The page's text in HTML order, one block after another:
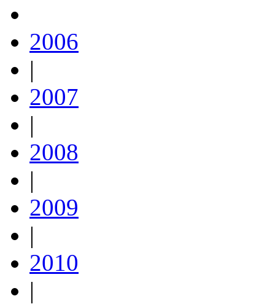
2006
|
2007
|
2008
|
2009
|
2010
|